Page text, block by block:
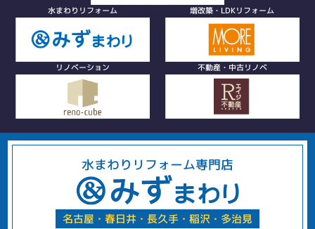
水まわりリフォーム 増改築・LDKリフォーム
リノベーション 不動産・中古リノベ
水まわりリフォーム専門店
名古屋・春日井・長久手・稲沢・多治見